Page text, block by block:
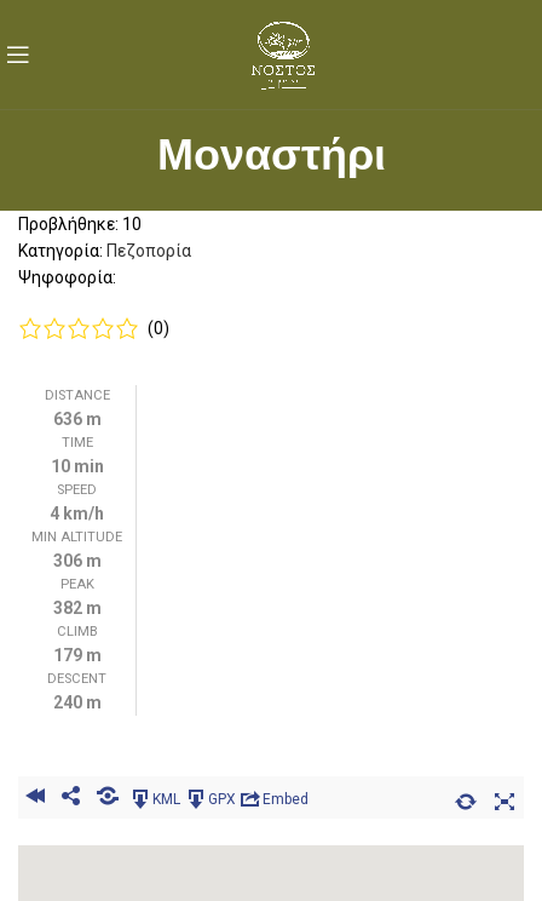
Μοναστήρι
Προβλήθηκε: 10
Κατηγορία: Πεζοπορία
Ψηφοφορία:
(0)
DISTANCE
636 m
TIME
10 min
SPEED
4 km/h
MIN ALTITUDE
306 m
PEAK
382 m
CLIMB
179 m
DESCENT
240 m
KML GPX Embed